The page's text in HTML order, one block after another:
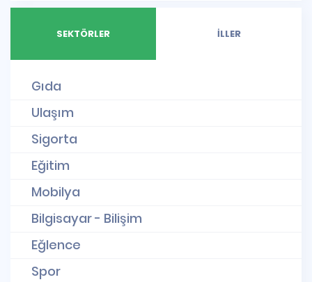
SEKTÖRLER İLLER
Gıda
Ulaşım
Sigorta
Eğitim
Mobilya
Bilgisayar - Bilişim
Eğlence
Spor